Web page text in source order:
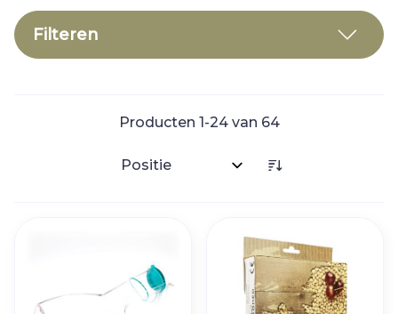
Filteren
Producten 1-24van 64
Sorteer op: